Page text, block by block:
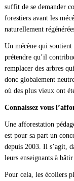
suffit de se demander
forestiers avant les
naturellement
Un mécène qui
prétendre qu’il
remplacer des arbres
donc globalement
où des plus vieux ont
Connaissez vous
Une afforestation
est pour sa part un
depuis 2003. Il s’agit,
leurs enseignants à
Pour cela, les écoliers